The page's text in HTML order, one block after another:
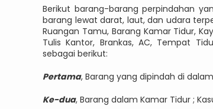
Berikut barang-barang perpindahan
barang lewat darat, laut, dan udara
Ruangan Tamu, Barang Kamar Tidur,
Tulis Kantor, Brankas, AC, Tempat
sebagai berikut:
Pertama, Barang yang dipindah di
Ke-dua, Barang dalam Kamar Tidur ;